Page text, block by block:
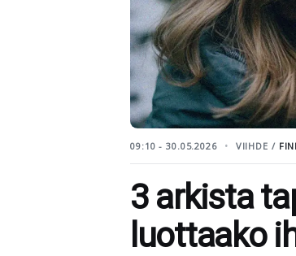
09:10 - 30.05.2026 VIIHDE /
3 arkista
luottaako